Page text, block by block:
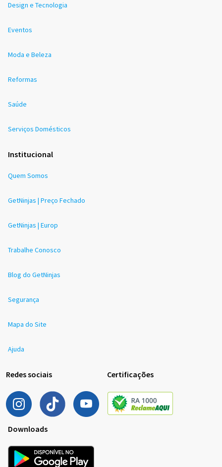
Design e Tecnologia
Eventos
Moda e Beleza
Reformas
Saúde
Serviços Domésticos
Institucional
Quem Somos
GetNinjas | Preço Fechado
GetNinjas | Europ
Trabalhe Conosco
Blog do GetNinjas
Segurança
Mapa do Site
Ajuda
Redes sociais Certificações
Downloads